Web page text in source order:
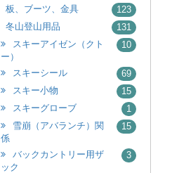
板、ブーツ、金具
123
冬山登山用品
131
スキーアイゼン（クト
ー）
10
スキーシール
69
スキー小物
15
スキーグローブ
1
雪崩（アバランチ）関
係
15
バックカントリー用ザ
ック
3